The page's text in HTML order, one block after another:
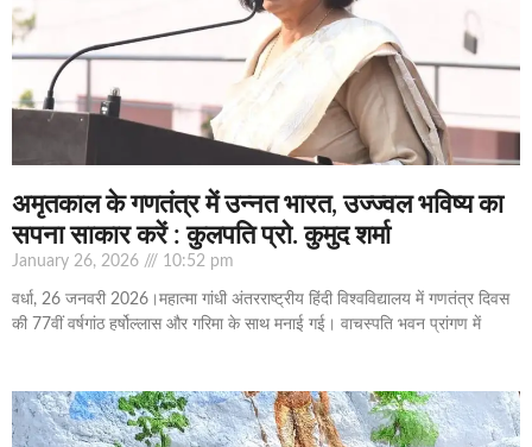
अमृतकाल के गणतंत्र में उन्नत भारत, उज्ज्वल भविष्य का
सपना साकार करें : कुलपति प्रो. कुमुद शर्मा
January 26, 2026 10:52 pm
वर्धा, 26 जनवरी 2026।महात्मा गांधी अंतरराष्ट्रीय हिंदी विश्वविद्यालय में गणतंत्र दिवस
की 77वीं वर्षगांठ हर्षोल्लास और गरिमा के साथ मनाई गई। वाचस्पति भवन प्रांगण में